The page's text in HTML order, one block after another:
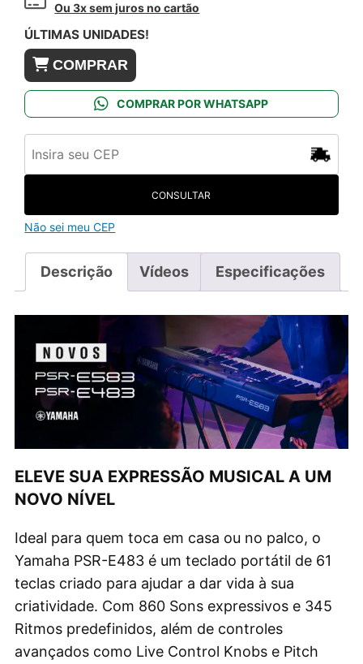
Ou 3x sem juros no cartão
ÚLTIMAS UNIDADES!
Teclado
portátil
E483
quantidade
COMPRAR
COMPRAR POR WHATSAPP
CONSULTAR
Não sei meu CEP
Descrição Vídeos Especificações
ELEVE SUA EXPRESSÃO MUSICAL A UM
NOVO NÍVEL
Ideal para quem toca em casa ou no palco, o
Yamaha PSR-E483 é um teclado portátil de 61
teclas criado para ajudar a dar vida à sua
criatividade. Com 860 Sons expressivos e 345
Ritmos predefinidos, além de controles
avançados como Live Control Knobs e Pitch